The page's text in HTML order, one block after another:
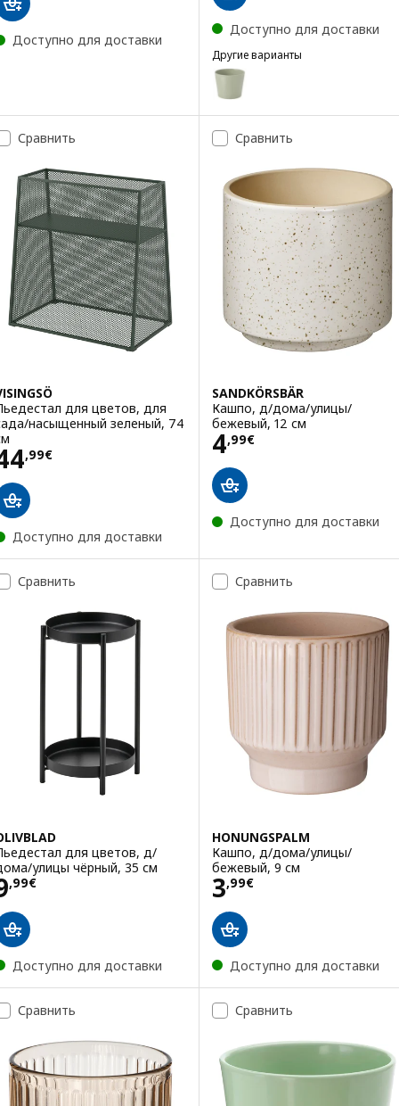
Доступно для доставки
Доступно для доставки
Другие варианты
BROKSPIREA
Вариант: BROKSPIREA,
Сравнить
для цветов, для
насыщенный зеленый, 74
,99€44,99€
Доступно для доставки
Сравнить
SANDKÖRSBÄR
Кашпо, д/дома/улицы/
бежевый, 12 см
4,99€
Цена 4,99€
Доступно для доставки
Сравнить
для цветов, д/
улицы чёрный, 35 см
,99€ 9,99€
Доступно для доставки
Сравнить
HONUNGSPALM
Кашпо, д/дома/улицы/
бежевый, 9 см
3,99€
Цена 3,99€
Доступно для доставки
Сравнить Сравнить